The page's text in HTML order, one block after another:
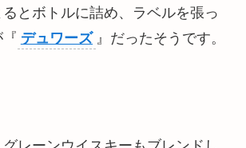
とボトルに詰め、ラベルを張っ
デュワーズ 』だったそうです。